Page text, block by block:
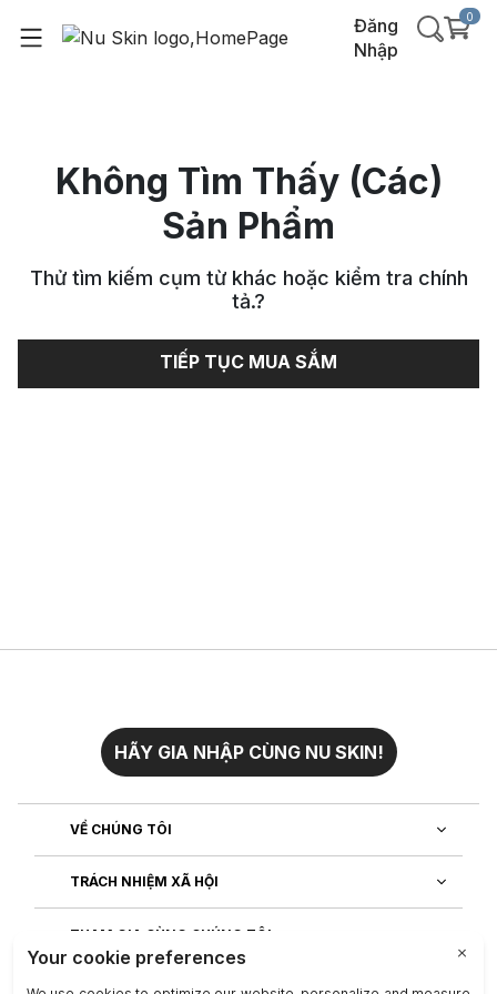
Đăng
Nhập
0
Không Tìm Thấy (Các)
Sản Phẩm
Thử tìm kiếm cụm từ khác hoặc kiểm tra chính
tả.?
TIẾP TỤC MUA SẮM
HÃY GIA NHẬP CÙNG NU SKIN!
VỀ CHÚNG TÔI
TRÁCH NHIỆM XÃ HỘI
THAM GIA CÙNG CHÚNG TÔI
KHÁM PHÁ ỨNG DỤNG CỦA CHÚNG TÔI